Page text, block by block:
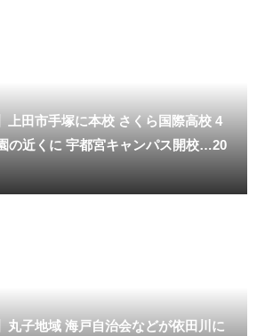
上田市手塚に本校 さくら国際高校 4
の近くに 宇都宮キャンパス開校…20
丸子地域 海戸自治会などが依田川に